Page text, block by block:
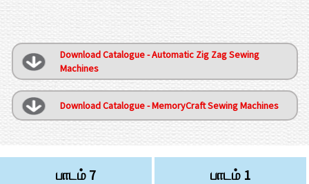
Download Catalogue - Automatic Zig Zag Sewing
Machines
Download Catalogue - MemoryCraft Sewing Machines
பாடம் 7 பாடம் 1